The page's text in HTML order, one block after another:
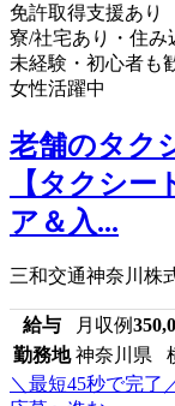
免許取得支援あり
寮/社宅あり・住み
未経験・初心者も
女性活躍中
老舗のタク
【タクシー
ア＆入...
三和交通神奈川株
給与 月収例
勤務地 神奈川県
＼最短45秒で完了